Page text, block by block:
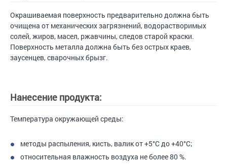
Окрашиваемая поверхность предварительно должна быть
очищена от механических загрязнений, водорастворимых
солей, жиров, масел, ржавчины, следов старой краски.
Поверхность металла должна быть без острых краев,
заусенцев, сварочных брызг.
Нанесение продукта:
Температура окружающей среды:
методы распыления, кисть, валик от +5°С до +40°С;
относительная влажность воздуха не более 80 %.